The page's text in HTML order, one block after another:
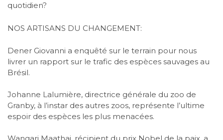
quotidien?
NOS ARTISANS DU CHANGEMENT:
Dener Giovanni a enquêté sur le terrain pour nous
livrer un rapport sur le trafic des espèces sauvages au
Brésil.
Johanne Lalumière, directrice générale du zoo de
Granby, à l’instar des autres zoos, représente l’ultime
espoir des espèces les plus menacées.